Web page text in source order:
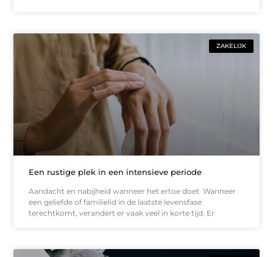
ZAKELIJK
Een rustige plek in een intensieve periode
Aandacht en nabijheid wanneer het ertoe doet Wanneer
een geliefde of familielid in de laatste levensfase
terechtkomt, verandert er vaak veel in korte tijd. Er